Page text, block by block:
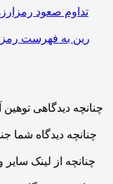
تداوم صعود
رین به فهرست